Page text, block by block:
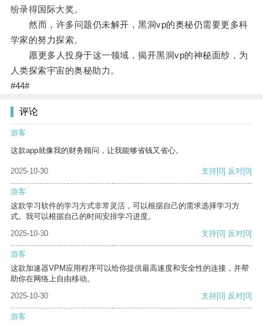
纷录得国际大奖。
然而，许多问题仍未解开，黑洞vp的奥秘仍需要更多科
学家的努力探索。
愿更多人投身于这一领域，揭开黑洞vp的神秘面纱，为
人类探索宇宙的奥秘助力。
#44#
评论
游客
这款app就像我的财务顾问，让我能够省钱又省心。
2025-10-30 支持[0] 反对[0]
游客
这款学习软件的学习方式非常灵活，可以根据自己的需求选择学习方
式。我可以根据自己的时间安排学习进度。
2025-10-30
支持[0] 反对[0]
游客
这款加速器VPM应用程序可以给你提供最高速度和安全性的连接，并帮
助你在网络上自由移动。
2025-10-30
支持[0] 反对[0]
游客